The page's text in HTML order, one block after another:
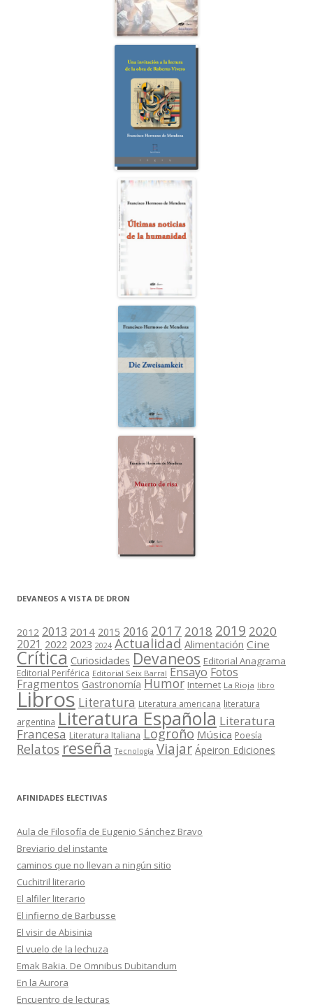
DEVANEOS A VISTA DE DRON
2012 2013 2014 2015 2016 2017 2018 2019 2020
2021 2022 2023 2024 Actualidad Alimentación Cine
Crítica Curiosidades Devaneos Editorial Anagrama
Editorial Periférica Editorial Seix Barral Ensayo Fotos
Fragmentos Gastronomía Humor Internet La Rioja libro
Libros Literatura Literatura americana literatura
argentina Literatura Española Literatura
Francesa Literatura Italiana Logroño Música Poesía
Relatos reseña Tecnología Viajar Ápeiron Ediciones
AFINIDADES ELECTIVAS
Aula de Filosofía de Eugenio Sánchez Bravo
Breviario del instante
caminos que no llevan a ningún sitio
Cuchitril literario
El alfiler literario
El infierno de Barbusse
El visir de Abisinia
El vuelo de la lechuza
Emak Bakia. De Omnibus Dubitandum
En la Aurora
Encuentro de lecturas